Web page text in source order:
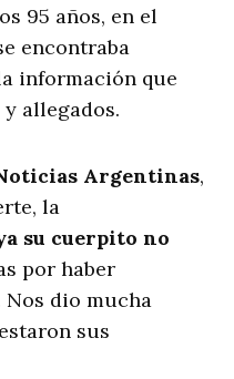
95 años, en el
encontraba
información que
allegados.
Argentinas,
la
su cuerpito no
por haber
Nos dio mucha
sus